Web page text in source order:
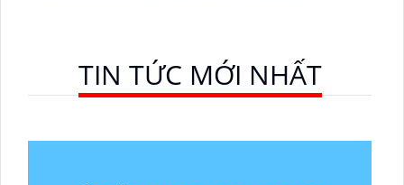
TIN TỨC MỚI NHẤT